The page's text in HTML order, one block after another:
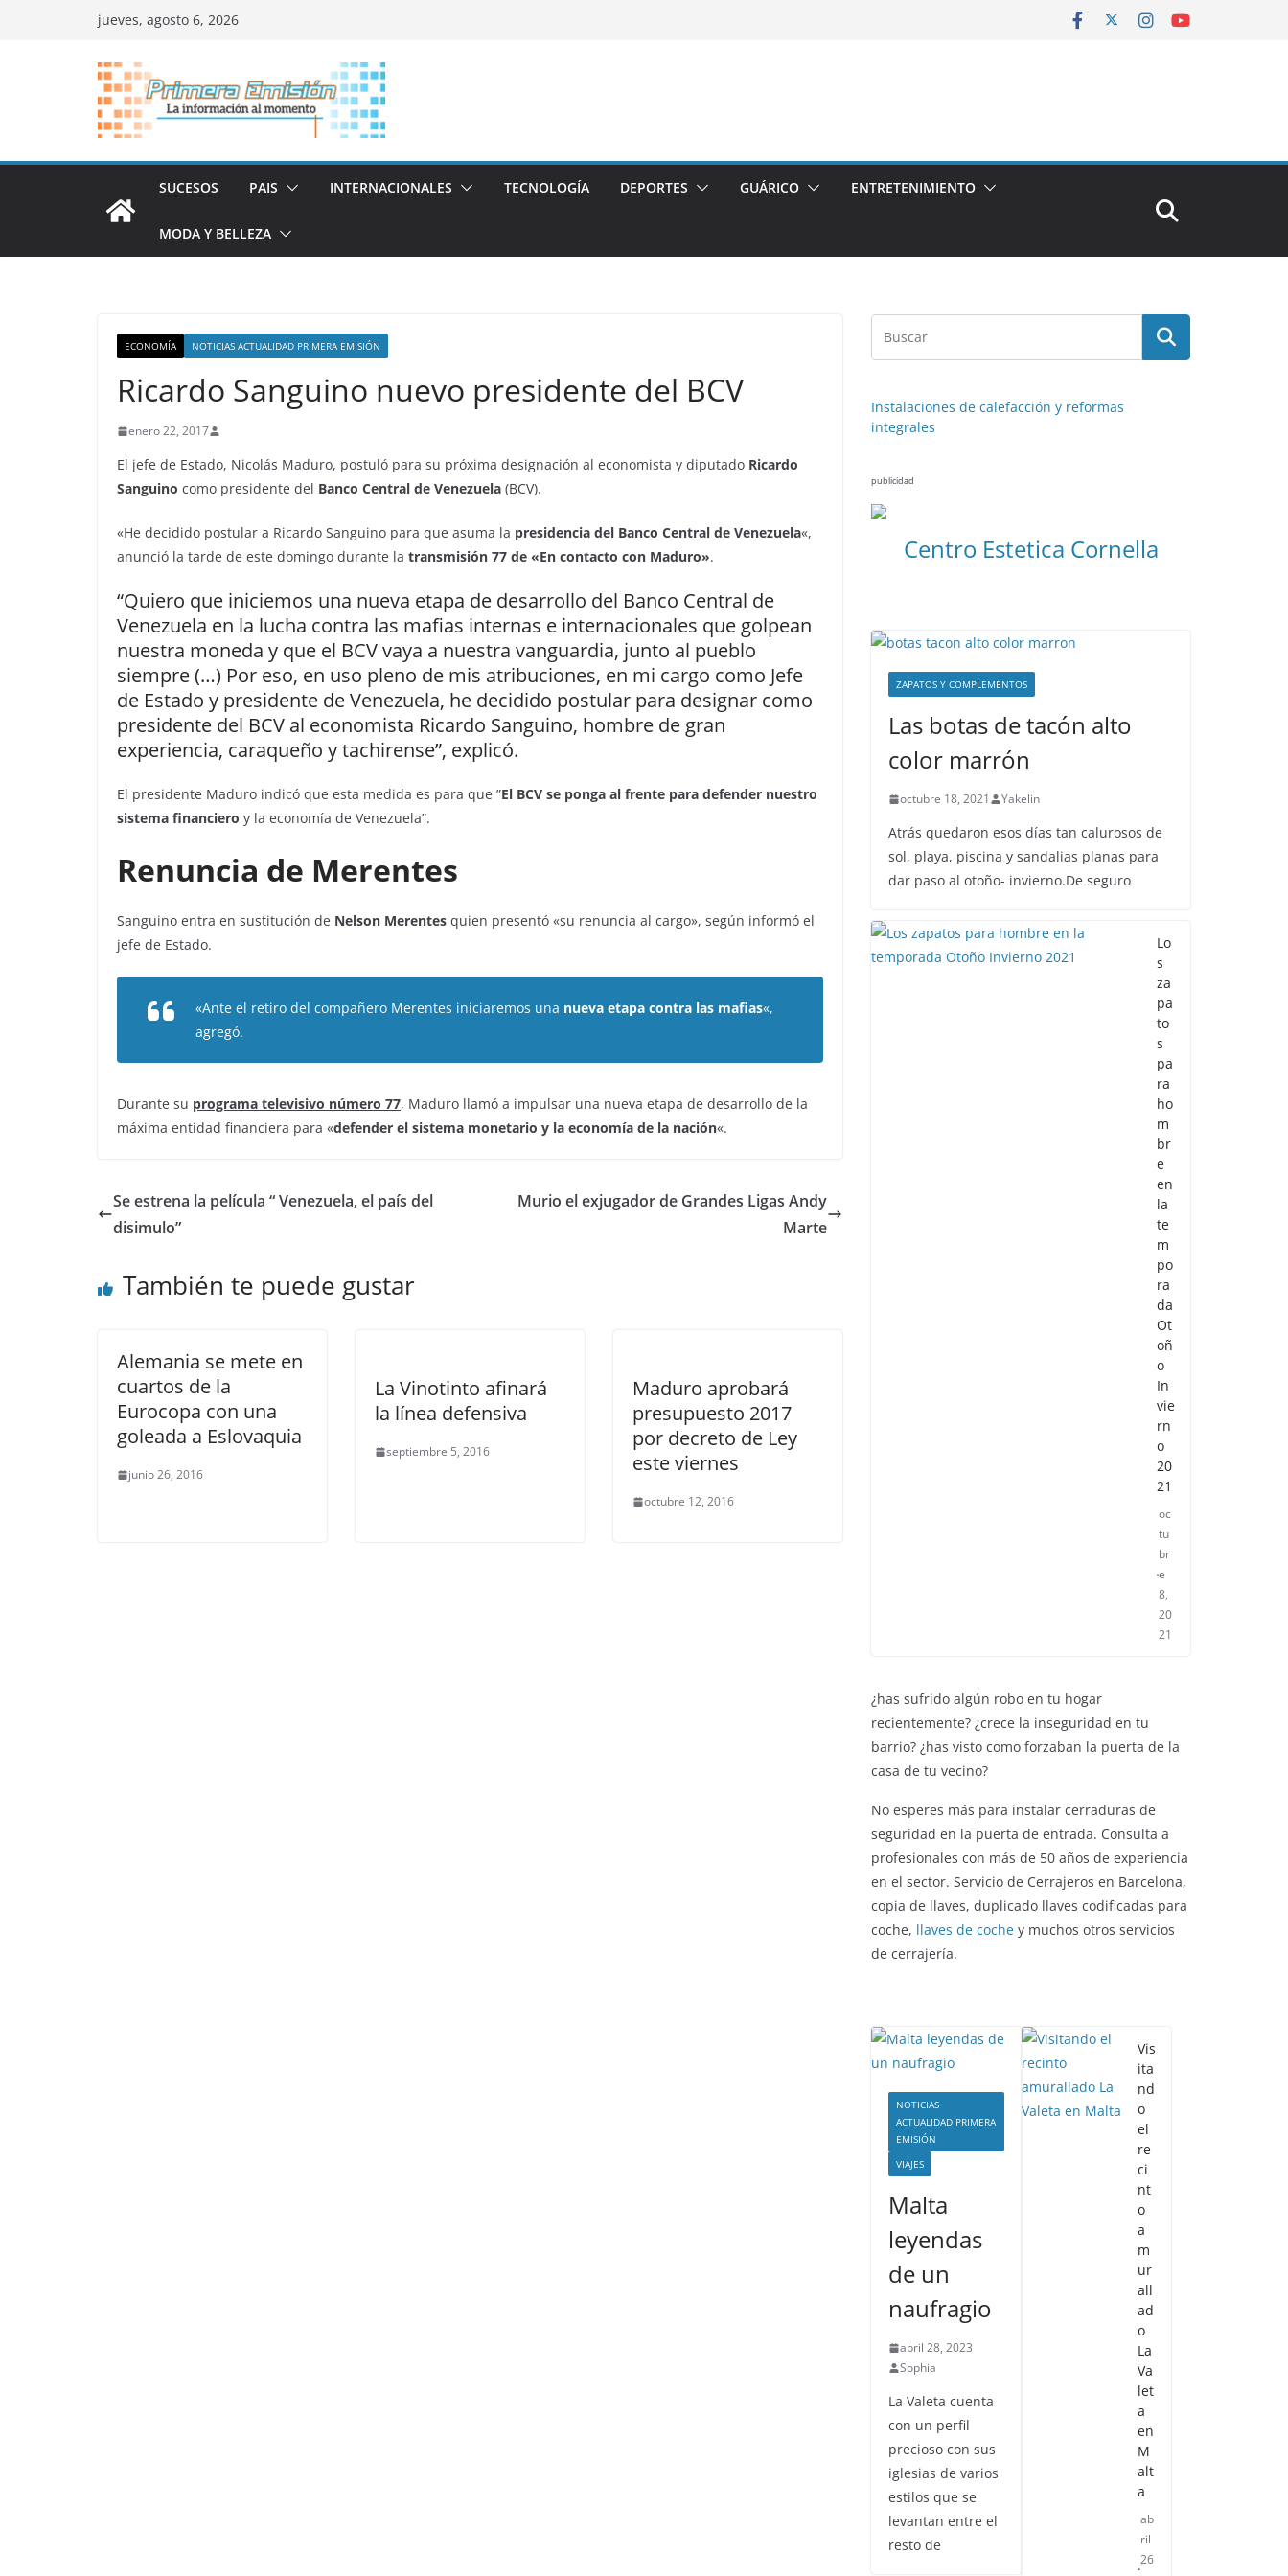
jueves, agosto 6, 2026
SUCESOS PAIS INTERNACIONALES TECNOLOGÍA DEPORTES GUÁRICO ENTRETENIMIENTO
MODA Y BELLEZA
ECONOMÍA NOTICIAS ACTUALIDAD PRIMERA EMISIÓN
Ricardo Sanguino nuevo presidente del BCV
enero 22, 2017
El jefe de Estado, Nicolás Maduro, postuló para su próxima designación al economista y diputado Ricardo
Sanguino como presidente del Banco Central de Venezuela (BCV).
«He decidido postular a Ricardo Sanguino para que asuma la presidencia del Banco Central de Venezuela«,
anunció la tarde de este domingo durante la transmisión 77 de «En contacto con Maduro».
“Quiero que iniciemos una nueva etapa de desarrollo del Banco Central de
Venezuela en la lucha contra las mafias internas e internacionales que golpean
nuestra moneda y que el BCV vaya a nuestra vanguardia, junto al pueblo
siempre (…) Por eso, en uso pleno de mis atribuciones, en mi cargo como Jefe
de Estado y presidente de Venezuela, he decidido postular para designar como
presidente del BCV al economista Ricardo Sanguino, hombre de gran
experiencia, caraqueño y tachirense”, explicó.
El presidente Maduro indicó que esta medida es para que ”El BCV se ponga al frente para defender nuestro
sistema financiero y la economía de Venezuela”.
Renuncia de Merentes
Sanguino entra en sustitución de Nelson Merentes quien presentó «su renuncia al cargo», según informó el
jefe de Estado.
«Ante el retiro del compañero Merentes iniciaremos una nueva etapa contra las mafias«,
agregó.
Durante su programa televisivo número 77, Maduro llamó a impulsar una nueva etapa de desarrollo de la
máxima entidad financiera para «defender el sistema monetario y la economía de la nación«.
Se estrena la película “ Venezuela, el país del
disimulo”
Murio el exjugador de Grandes Ligas Andy
Marte
También te puede gustar
Alemania se mete en
cuartos de la
Eurocopa con una
goleada a Eslovaquia
junio 26, 2016
La Vinotinto afinará
la línea defensiva
septiembre 5, 2016
Maduro aprobará
presupuesto 2017
por decreto de Ley
este viernes
octubre 12, 2016
Instalaciones de calefacción y reformas
integrales
publicidad
Centro Estetica Cornella
ZAPATOS Y COMPLEMENTOS
Las botas de tacón alto
color marrón
octubre 18, 2021 Yakelin
Atrás quedaron esos días tan calurosos de
sol, playa, piscina y sandalias planas para
dar paso al otoño- invierno.De seguro
Lo
s
za
pa
to
s
pa
ra
ho
m
br
e
en
la
te
m
po
ra
da
Ot
oñ
o
In
vie
rn
o
20
21
oc
tu
br
e
8,
20
21
¿has sufrido algún robo en tu hogar
recientemente? ¿crece la inseguridad en tu
barrio? ¿has visto como forzaban la puerta de la
casa de tu vecino?
No esperes más para instalar cerraduras de
seguridad en la puerta de entrada. Consulta a
profesionales con más de 50 años de experiencia
en el sector. Servicio de Cerrajeros en Barcelona,
copia de llaves, duplicado llaves codificadas para
coche, llaves de coche y muchos otros servicios
de cerrajería.
NOTICIAS
ACTUALIDAD PRIMERA
EMISIÓN
VIAJES
Malta
leyendas
de un
naufragio
abril 28, 2023
Sophia
La Valeta cuenta
con un perfil
precioso con sus
iglesias de varios
estilos que se
levantan entre el
resto de
Vis
ita
nd
o
el
re
ci
nt
o
a
m
ur
all
ad
o
La
Va
let
a
en
M
alt
a
ab
ril
26